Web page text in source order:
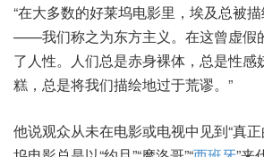
“在大多数的好莱坞电影里，埃及总被
——我们称之为东方主义。在这曾虚假
了人性。人们总是赤身裸体，总是性感
糕，总是将我们描绘地过于荒谬。”
他说观众从未在电影或电视中见到“真